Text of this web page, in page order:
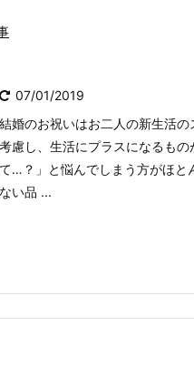
07/01/2019
結婚のお祝いはお二人の新生活
考慮し、生活にプラスになるも
て…？」と悩んでしまう方がほと
ない品 ...